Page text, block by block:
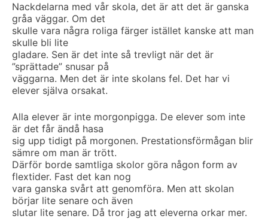
Nackdelarna med vår skola, det är att det är ganska
gråa väggar. Om det
skulle vara några roliga färger istället kanske att man
skulle bli lite
gladare. Sen är det inte så trevligt när det är
”sprättade” snusar på
väggarna. Men det är inte skolans fel. Det har vi
elever själva orsakat.
Alla elever är inte morgonpigga. De elever som inte
är det får ändå hasa
sig upp tidigt på morgonen. Prestationsförmågan blir
sämre om man är trött.
Därför borde samtliga skolor göra någon form av
flextider. Fast det kan nog
vara ganska svårt att genomföra. Men att skolan
börjar lite senare och även
slutar lite senare. Då tror jag att eleverna orkar mer.